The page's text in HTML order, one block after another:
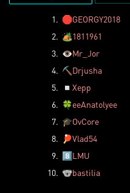
1. 🛑GEORGY2018
2. 🏕️1811961
3. 👁️Mr_Jor
4. ⛏️ Drjusha
5.
◽ Xepp
6. 🍀eeAnatolyee
7. 🎓OvCore
8.
🏓Vlad54
9. 8️⃣LMU
10. 🐨bastilia